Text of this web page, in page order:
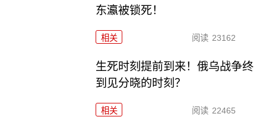
东瀛被锁死！
相关 阅读 23162
生死时刻提前到来！俄乌战争终
到见分晓的时刻？
相关 阅读 22465